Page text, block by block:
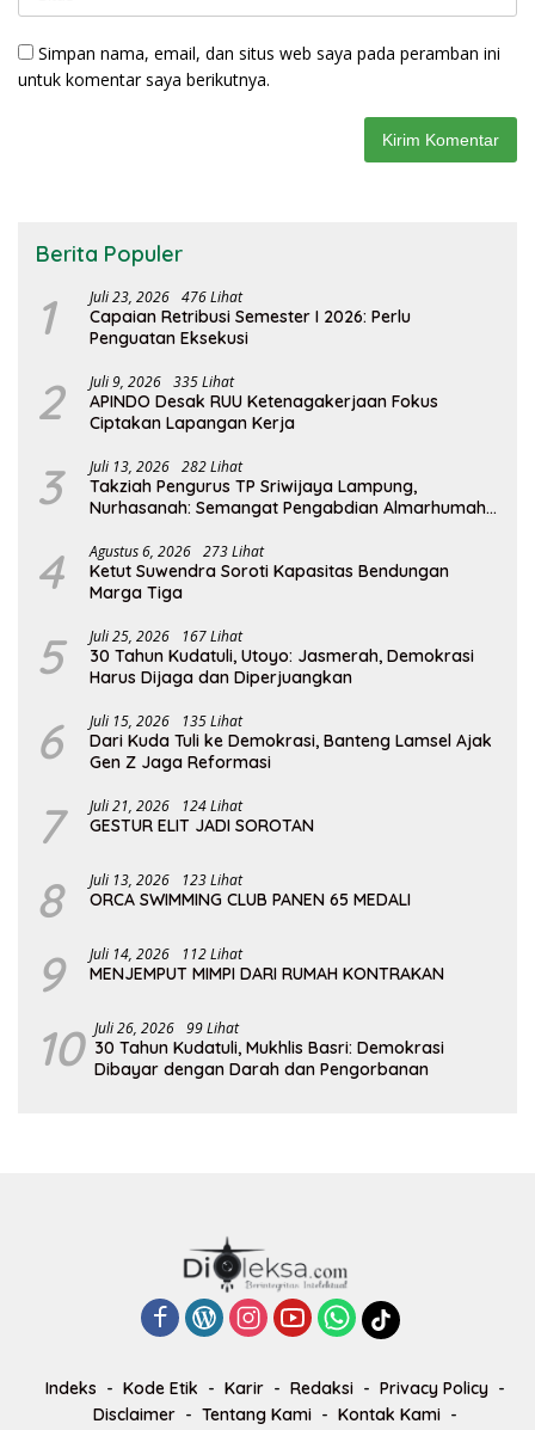
Simpan nama, email, dan situs web saya pada peramban ini
untuk komentar saya berikutnya.
Berita Populer
1 Juli 23, 2026 476 Lihat
Capaian Retribusi Semester I 2026: Perlu
Penguatan Eksekusi
2 Juli 9, 2026 335 Lihat
APINDO Desak RUU Ketenagakerjaan Fokus
Ciptakan Lapangan Kerja
3 Juli 13, 2026 282 Lihat
Takziah Pengurus TP Sriwijaya Lampung,
Nurhasanah: Semangat Pengabdian Almarhumah
4 Agustus 6, 2026 273 Lihat
Ketut Suwendra Soroti Kapasitas Bendungan
Marga Tiga
5 Juli 25, 2026 167 Lihat
30 Tahun Kudatuli, Utoyo: Jasmerah, Demokrasi
Harus Dijaga dan Diperjuangkan
6 Juli 15, 2026 135 Lihat
Dari Kuda Tuli ke Demokrasi, Banteng Lamsel Ajak
Gen Z Jaga Reformasi
7 Juli 21, 2026 124 Lihat
GESTUR ELIT JADI SOROTAN
8 Juli 13, 2026 123 Lihat
ORCA SWIMMING CLUB PANEN 65 MEDALI
9 Juli 14, 2026 112 Lihat
MENJEMPUT MIMPI DARI RUMAH KONTRAKAN
10 Juli 26, 2026 99 Lihat
30 Tahun Kudatuli, Mukhlis Basri: Demokrasi
Dibayar dengan Darah dan Pengorbanan
Indeks Kode Etik Karir Redaksi
Privacy Policy
Disclaimer
Tentang Kami
Kontak Kami